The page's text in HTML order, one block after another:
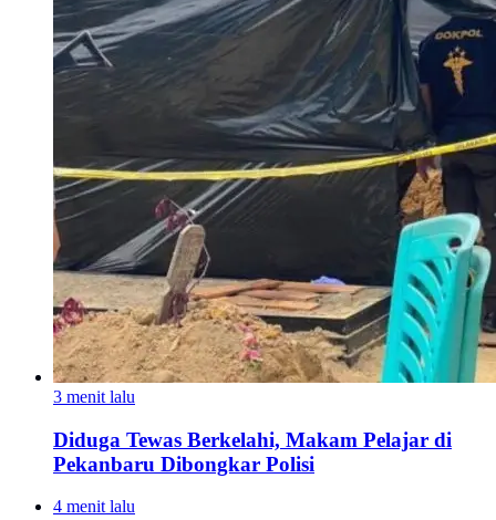
3 menit lalu
Diduga Tewas Berkelahi, Makam Pelajar di
Pekanbaru Dibongkar Polisi
4 menit lalu